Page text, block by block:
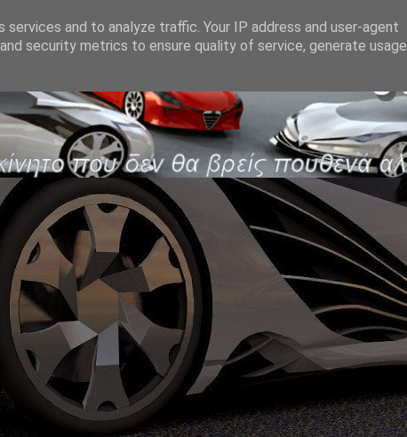
and to analyze traffic. Your IP address and user-agent
security metrics to ensure quality of service, generate usage